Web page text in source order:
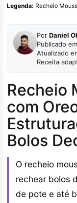
Legenda: Recheio
Por Daniel
Publicado
Atualizado
Receita
Recheio
com
Bolos
O recheio
rechear bolos
de pote e até